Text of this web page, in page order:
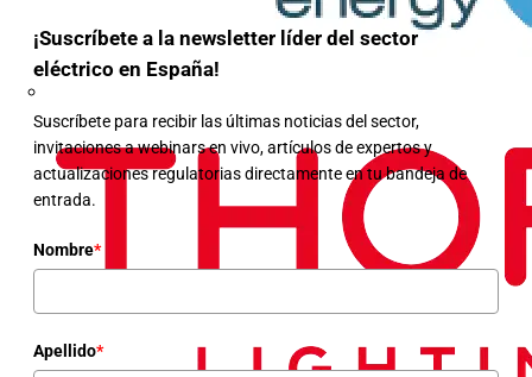
¡Suscríbete a la newsletter líder del sector
eléctrico en España!
Suscríbete para recibir las últimas noticias del sector,
invitaciones a webinars en vivo, artículos de expertos y
actualizaciones regulatorias directamente en tu bandeja de
entrada.
Nombre*
Apellido*